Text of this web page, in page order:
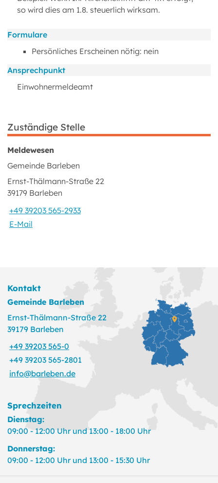
so wird dies am 1.8. steuerlich wirksam.
Formulare
Persönliches Erscheinen nötig: nein
Ansprechpunkt
Einwohnermeldeamt
Zuständige Stelle
Meldewesen
Gemeinde Barleben
Ernst-Thälmann-Straße 22
39179 Barleben
+49 39203 565-2933
E-Mail
Kontakt
Gemeinde Barleben
Ernst-Thälmann-Straße 22
39179 Barleben
+49 39203 565-0
+49 39203 565-2801
info@barleben.de
Sprechzeiten
Dienstag:
09:00 - 12:00 Uhr und 13:00 - 18:00 Uhr
Donnerstag:
09:00 - 12:00 Uhr und 13:00 - 15:30 Uhr